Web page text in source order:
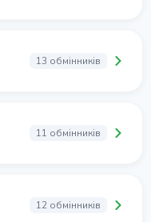
13 обмінників
11 обмінників
12 обмінників